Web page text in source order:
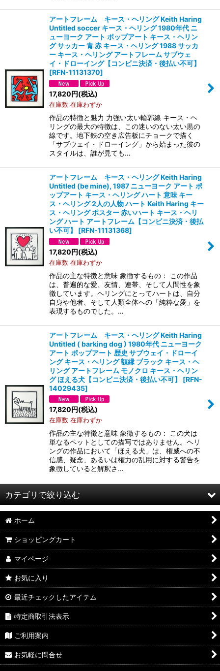
アートフレーム キース・ヘリング Keith Haring
Untitled soccer キース・ヘリング 1980年代 ニ
ューヨーク アート ポップアート キース・ヘリン
グ サッカー 青 赤 キース・ヘリング 1988 サッカ
ー キース・ヘリング アートフレーム サブウェ
イ・ドローイング【コンビニ決済・後払い不可】
[RFN-11131370]
17,820円(税込)
在庫数 在庫わずか
作品の特徴と魅力 力強い太い輪郭線 キース・ヘ
リングの最大の特徴は、この迷いのない太い黒の
線です。地下鉄の空き広告板にチョークで描く
「サブウェイ・ドローイング」から始まった彼の
スタイルは、誰が見ても…
アートフレーム キース・ヘリング Keith Haring
Untitled (be mine), 1987 ニューヨーク アート ポ
ップアート キース・ヘリング ハート 意味 キー
ス・ヘリング 2人の人物 ハート Keith Haring キー
ス・ヘリング ポスター 赤いハート キース・ヘリ
ング ハート アートフレーム【コンビニ決済・後払
い不可】
[RFN-11131368]
17,820円(税込)
在庫数 在庫わずか
作品の主な特徴と意味 象徴するもの： この作品
は、普遍的な愛、友情、連帯、そして人間性を象
徴しています。ヘリングにとってハートは、自分
自身や他者、そして人類全体への「純粋な愛」を
表現するものでした。…
アートフレーム キース・ヘリング Keith Haring
Untitled ( barking dog ) 1980年代 ニューヨーク
アート ポップアート 歴史 サブウェイ・ドローイ
ング キース・ヘリング 額縁 ブラック キース・ヘ
リング アートフレーム モノクロ キース・ヘリン
グ ほえる犬【コンビニ決済・後払い不可】
[RFN-
14029435]
17,820円(税込)
在庫数 在庫わずか
作品の主な特徴と意味 象徴するもの： この犬は
単なるペットとしての描写ではありません。ヘリ
ングの作品において「ほえる犬」は、権威への不
信感、疑念、あるいは権力の乱用に対する警告を
象徴していると解釈さ…
カテゴリで絞り込む
インテリアディスプレイ (全商品)
ウォールアート
壁掛けディスプレイ
アートフレーム
置物・オブジェ
ホーム
ショッピングカート
マイページ
お気に入り
最近チェックしたアイテム
特定商取引法表示
ご利用案内
お気軽に問合せ